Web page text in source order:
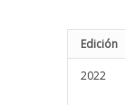
Edición
2022